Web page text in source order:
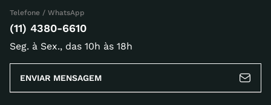
Escreva uma avaliação
Telefone / WhatsApp
(11) 4380-6610
Seg. à Sex., das 10h às 18h
ENVIAR MENSAGEM